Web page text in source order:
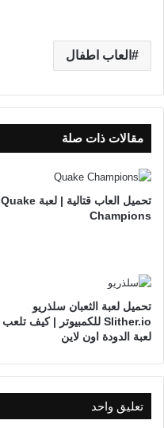
العاب اطفال
مقالات ذات صلة
تحميل العاب قتالية | لعبة Quake
Champions
تحميل لعبة الثعبان سلذريو
Slither.io للكمبيوتر | كيف تلعب
لعبة الدودة اون لاين
تعليق واحد